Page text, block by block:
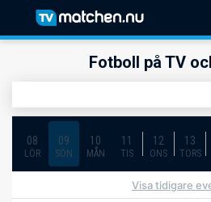
Fotboll på TV
08
LÖR
09
SÖN
10
MÅN
11
TIS
12
ONS
13
TORS
Visa tidigare